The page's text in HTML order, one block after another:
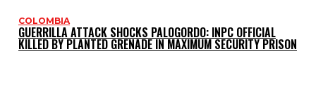
COLOMBIA
GUERRILLA ATTACK SHOCKS PALOGORDO: INPC OFFICIAL
KILLED BY PLANTED GRENADE IN MAXIMUM SECURITY PRISON